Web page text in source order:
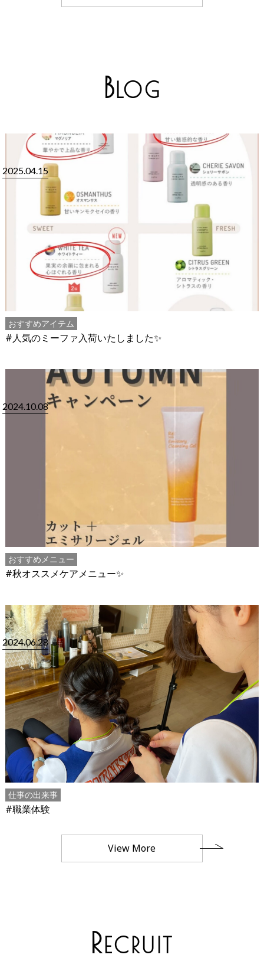
BLOG
2025.04.15
おすすめアイテム
#人気のミーファ入荷いたしました✨
2024.10.08
おすすめメニュー
#秋オススメケアメニュー✨
2024.06.28
仕事の出来事
#職業体験
View More
RECRUIT